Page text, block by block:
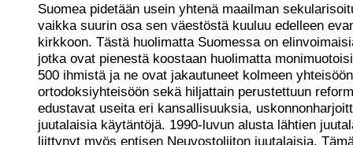
Suomea pidetään usein yhtenä maailman
vaikka suurin osa sen väestöstä kuuluu edelleen
kirkkoon. Tästä huolimatta Suomessa on
jotka ovat pienestä koostaan huolimatta
500 ihmistä ja ne ovat jakautuneet kolmeen
ortodoksiyhteisöön sekä hiljattain perustettuun
edustavat useita eri kansallisuuksia,
juutalaisia käytäntöjä. 1990-luvun alusta lähtien
liittynyt myös entisen Neuvostoliiton juutalaisia.